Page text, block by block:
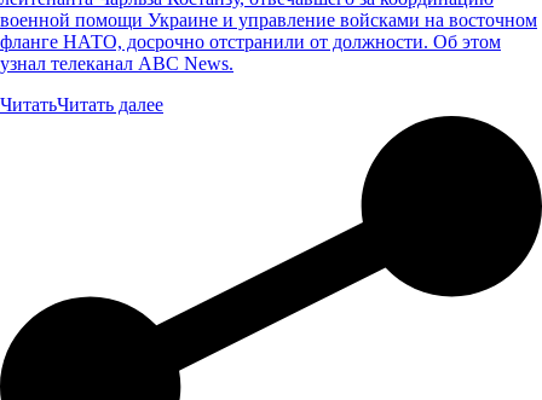
военной помощи Украине и управление войсками на восточном
фланге НАТО, досрочно отстранили от должности. Об этом
узнал телеканал ABC News.
ЧитатьЧитать далее